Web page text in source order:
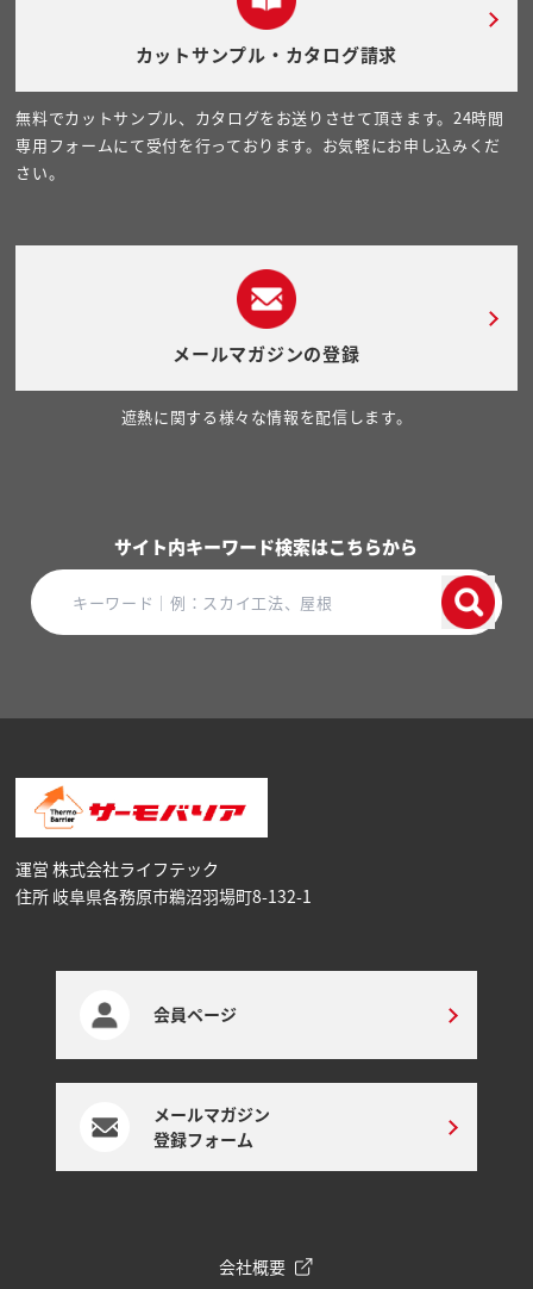
カットサンプル・カタログ請求
無料でカットサンプル、カタログをお送りさせて頂きます。24時間
専用フォームにて受付を行っております。お気軽にお申し込みくだ
さい。
メールマガジンの登録
遮熱に関する様々な情報を配信します。
サイト内キーワード検索はこちらから
運営 株式会社ライフテック
住所 岐阜県各務原市鵜沼⽻場町8-132-1
会員ページ
メールマガジン
登録フォーム
会社概要